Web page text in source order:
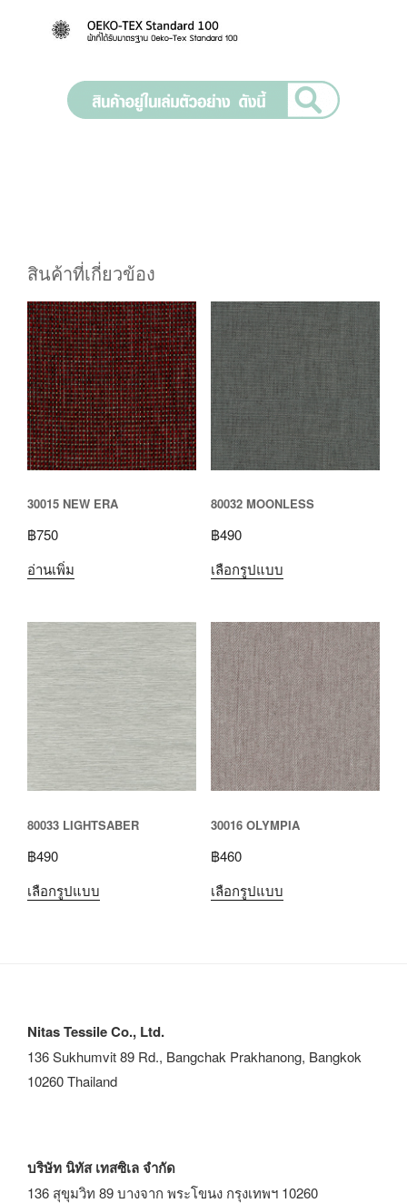
สินค้าที่เกี่ยวข้อง
30015 NEW ERA
฿750
อ่านเพิ่ม
80032 MOONLESS
฿490
เลือกรูปแบบ
80033 LIGHTSABER
฿490
เลือกรูปแบบ
30016 OLYMPIA
฿460
เลือกรูปแบบ
Nitas Tessile Co., Ltd.
136 Sukhumvit 89 Rd., Bangchak Prakhanong, Bangkok
10260 Thailand
บริษัท นิทัส เทสซิเล จำกัด
136 สุขุมวิท 89 บางจาก พระโขนง กรุงเทพฯ 10260